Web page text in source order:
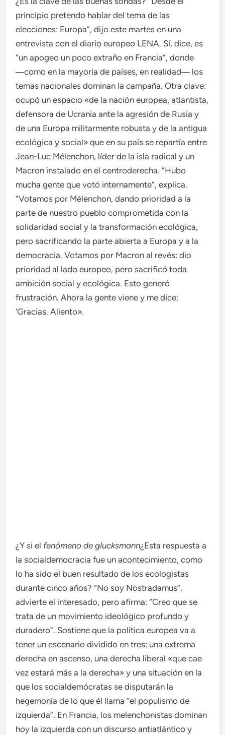
principio pretendo hablar del tema de las
elecciones: Europa”, dijo este martes en una
entrevista con el diario europeo LENA. Sí, dice, es
“un apogeo un poco extraño en Francia”, donde
―como en la mayoría de países, en realidad― los
temas nacionales dominan la campaña. Otra clave:
ocupó un espacio «de la nación europea, atlantista,
defensora de Ucrania ante la agresión de Rusia y
de una Europa militarmente robusta y de la antigua
ecológica y social» que en su país se repartía entre
Jean-Luc Mélenchon, líder de la isla radical y un
Macron instalado en el centroderecha. “Hubo
mucha gente que votó internamente”, explica.
“Votamos por Mélenchon, dando prioridad a la
parte de nuestro pueblo comprometida con la
solidaridad social y la transformación ecológica,
pero sacrificando la parte abierta a Europa y a la
democracia. Votamos por Macron al revés: dio
prioridad al lado europeo, pero sacrificó toda
ambición social y ecológica. Esto generó
frustración. Ahora la gente viene y me dice:
‘Gracias. Aliento».
¿Y si el fenómeno de glucksmann¿Esta respuesta a
la socialdemocracia fue un acontecimiento, como
lo ha sido el buen resultado de los ecologistas
durante cinco años? “No soy Nostradamus”,
advierte el interesado, pero afirma: “Creo que se
trata de un movimiento ideológico profundo y
duradero”. Sostiene que la política europea va a
tener un escenario dividido en tres: una extrema
derecha en ascenso, una derecha liberal «que cae
vez estará más a la derecha» y una situación en la
que los socialdemócratas se disputarán la
hegemonía de lo que él llama “el populismo de
izquierda”. En Francia, los melenchonistas dominan
hoy la izquierda con un discurso antiatlántico y